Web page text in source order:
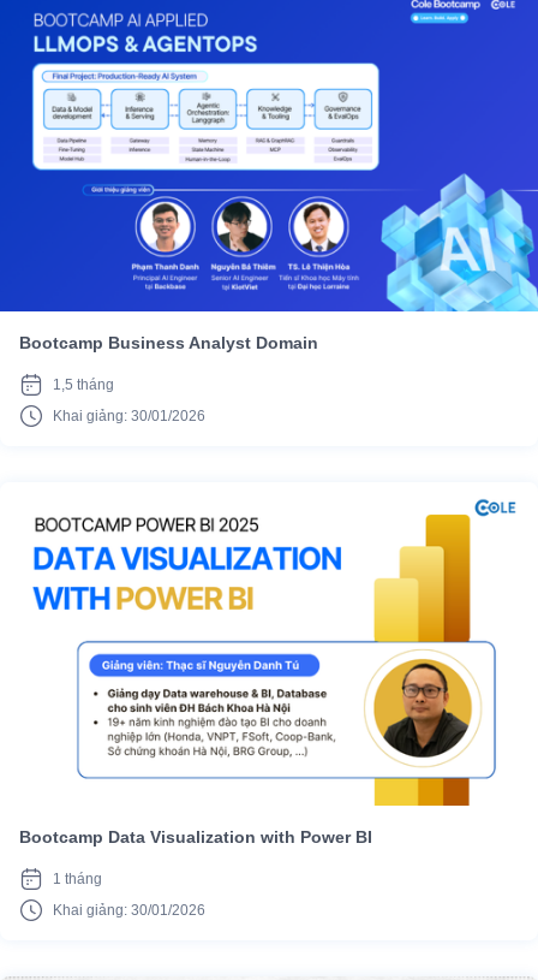
Bootcamp Business Analyst Domain
1,5 tháng
Khai giảng: 30/01/2026
Bootcamp Data Visualization with Power BI
1 tháng
Khai giảng: 30/01/2026